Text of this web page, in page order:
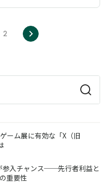
ジ目
2ページ目次へ
ーム展に有効な「X（旧
参入チャンス──先行者利益と
重要性